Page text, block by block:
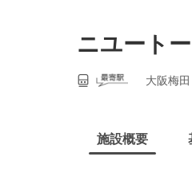
ニユート
大阪梅田
施設概要